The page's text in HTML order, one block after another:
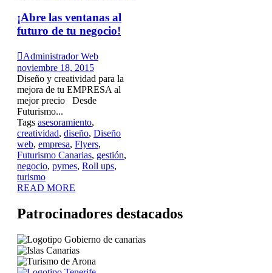
¡Abre las ventanas al
futuro de tu negocio!
Administrador Web
noviembre 18, 2015
Diseño y creatividad para la
mejora de tu EMPRESA al
mejor precio Desde
Futurismo...
Tags asesoramiento,
creatividad, diseño, Diseño
web, empresa, Flyers,
Futurismo Canarias, gestión,
negocio, pymes, Roll ups,
turismo
READ MORE
Patrocinadores destacados